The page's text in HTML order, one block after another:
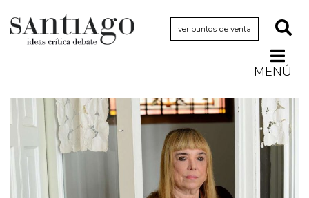
ver puntos de venta
MENÚ
Actualidad
Archivo Cenfoto-UDP
Arquetipos de situación
Artes visuales